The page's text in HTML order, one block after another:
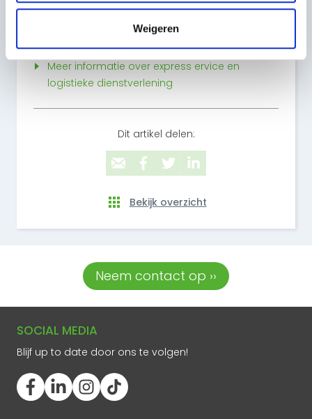
Weigeren
Dien jouw opdracht in
Meer informatie over express ervice en
logistieke dienstverlening
Dit artikel delen:
Bekijk overzicht
Neem contact op ››
SOCIAL MEDIA
Blijf up to date door ons te volgen!